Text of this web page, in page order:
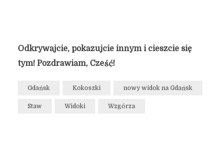
Odkrywajcie, pokazujcie innym i cieszcie się
tym! Pozdrawiam, Cześć!
Gdańsk Kokoszki nowy widok na Gdańsk
Staw Widoki Wzgórza